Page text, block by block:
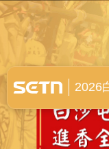
白沙屯媽
2026